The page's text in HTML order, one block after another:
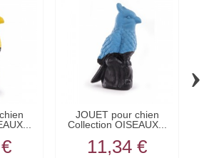
JOUET pour chien
Collection OISEAUX...
11,34 €
›